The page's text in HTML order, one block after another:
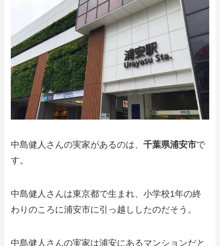
中島健人さんの実家があるのは、千葉県浦安市で
す。
中島健人さんは東京都で生まれ、小学校1年の終
わりのころに浦安市に引っ越ししたのだそう。
中島健人さんの実家は浦安にあるマンションだと